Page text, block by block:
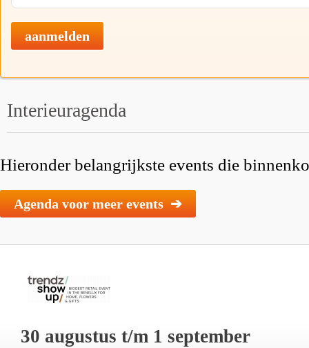
aanmelden
Interieuragenda
Hieronder belangrijkste events die
Agenda voor meer events ➔
30 augustus t/m 1 september